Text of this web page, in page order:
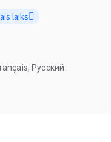
laiks
Русский